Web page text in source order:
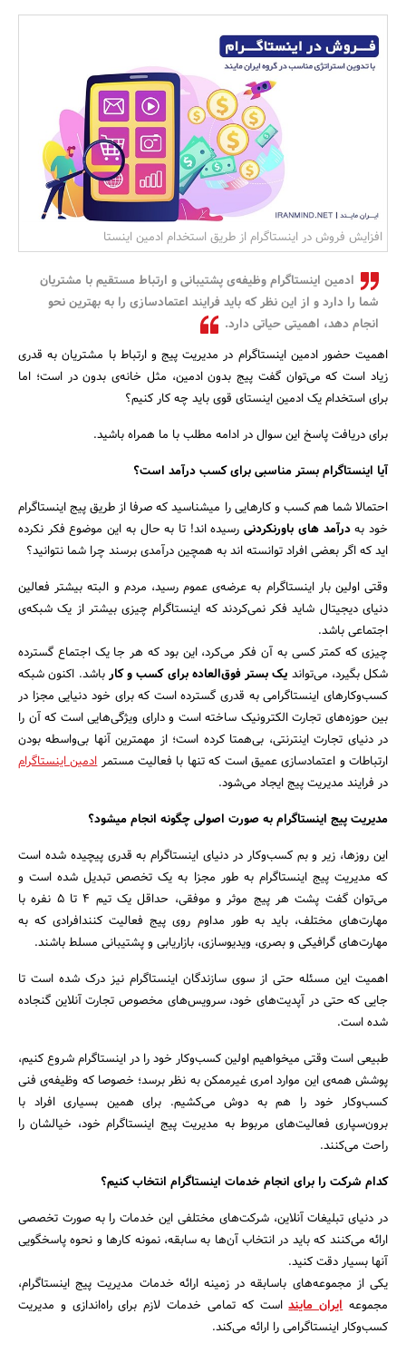
افزایش فروش در اینستاگرام از طریق استخدام ادمین اینستا
ادمین اینستاگرام وظیفه‌ی پشتیبانی و ارتباط مستقیم با مشتریان
شما را دارد و از این نظر که باید فرایند اعتمادسازی را به بهترین نحو
انجام دهد، اهمیتی حیاتی دارد.
اهمیت حضور ادمین اینستاگرام در مدیریت پیج و ارتباط با مشتریان به قدری
زیاد است که می‌توان گفت پیج بدون ادمین، مثل خانه‌ی بدون در است؛ اما
برای استخدام یک ادمین اینستای قوی باید چه کار کنیم؟
برای دریافت پاسخ این سوال در ادامه مطلب با ما همراه باشید.
آیا اینستاگرام بستر مناسبی برای کسب درآمد است؟
احتمالا شما هم کسب و کارهایی را میشناسید که صرفا از طریق پیج اینستاگرام
خود بهدرآمد های باورنکردنیرسیده اند! تا به حال به این موضوع فکر نکرده
اید که اگر بعضی افراد توانسته اند به همچین درآمدی برسند چرا شما نتوانید؟
وقتی اولین بار اینستاگرام به عرضه‌ی عموم رسید، مردم و البته بیشتر فعالین
دنیای دیجیتال شاید فکر نمی‌کردند که اینستاگرام چیزی بیشتر از یک شبکه‌ی
اجتماعی باشد.
چیزی که کمتر کسی به آن فکر می‌کرد، این بود که هر جا یک اجتماع گسترده
شکل بگیرد، می‌تواند یک بستر فوق‌العاده برای کسب و کارباشد. اکنون شبکه
کسب‌وکارهای اینستاگرامی به قدری گسترده است که برای خود دنیایی مجزا در
بین حوزه‌های تجارت الکترونیک ساخته است و دارای ویژگی‌هایی است که آن را
در دنیای تجارت اینترنتی، بی‌همتا کرده است؛ از مهمترین آنها بی‌واسطه بودن
ارتباطات و اعتمادسازی عمیق است که تنها با فعالیت مستمرادمین اینستاگرام
در فرایند مدیریت پیج ایجاد می‌شود.
مدیریت پیج اینستاگرام به صورت اصولی چگونه انجام میشود؟
این روزها، زیر و بم کسب‌و‌کار در دنیای اینستاگرام به قدری پیچیده شده است
که مدیریت پیج اینستاگرام به طور مجزا به یک تخصص تبدیل شده است و
می‌توان گفت پشت هر پیج موثر و موفقی، حداقل یک تیم 4 تا 5 نفره با
مهارت‌های مختلف، باید به طور مداوم روی پیج فعالیت کنندافرادی که به
مهارت‌های گرافیکی و بصری، ویدیوسازی، بازاریابی و پشتیبانی مسلط باشند.
اهمیت این مسئله حتی از سوی سازندگان اینستاگرام نیز درک شده است تا
جایی که حتی در آپدیت‌های خود، سرویس‌های مخصوص تجارت آنلاین گنجاده
شده است.
طبیعی است وقتی میخواهیم اولین کسب‌وکار خود را در اینستاگرام شروع کنیم،
پوشش همه‌ی این موارد امری غیرممکن به نظر برسد؛ خصوصا که وظیفه‌ی فنی
کسب‌وکار خود را هم به دوش می‌کشیم. برای همین بسیاری افراد با
برون‌سپاری فعالیت‌های مربوط به مدیریت پیج اینستاگرام خود، خیالشان را
راحت می‌کنند.
کدام شرکت را برای انجام خدمات اینستاگرام انتخاب کنیم؟
در دنیای تبلیغات آنلاین، شرکت‌های مختلفی این خدمات را به صورت تخصصی
ارائه می‌کنند که باید در انتخاب آن‌ها به سابقه، نمونه کارها و نحوه پاسخگویی
آنها بسیار دقت کنید.
یکی از مجموعه‌های باسابقه در زمینه ارائه خدمات مدیریت پیج اینستاگرام،
مجموعهایران ماینداست که تمامی خدمات لازم برای راه‌اندازی و مدیریت
کسب‌وکار اینستاگرامی را ارائه می‌کند.